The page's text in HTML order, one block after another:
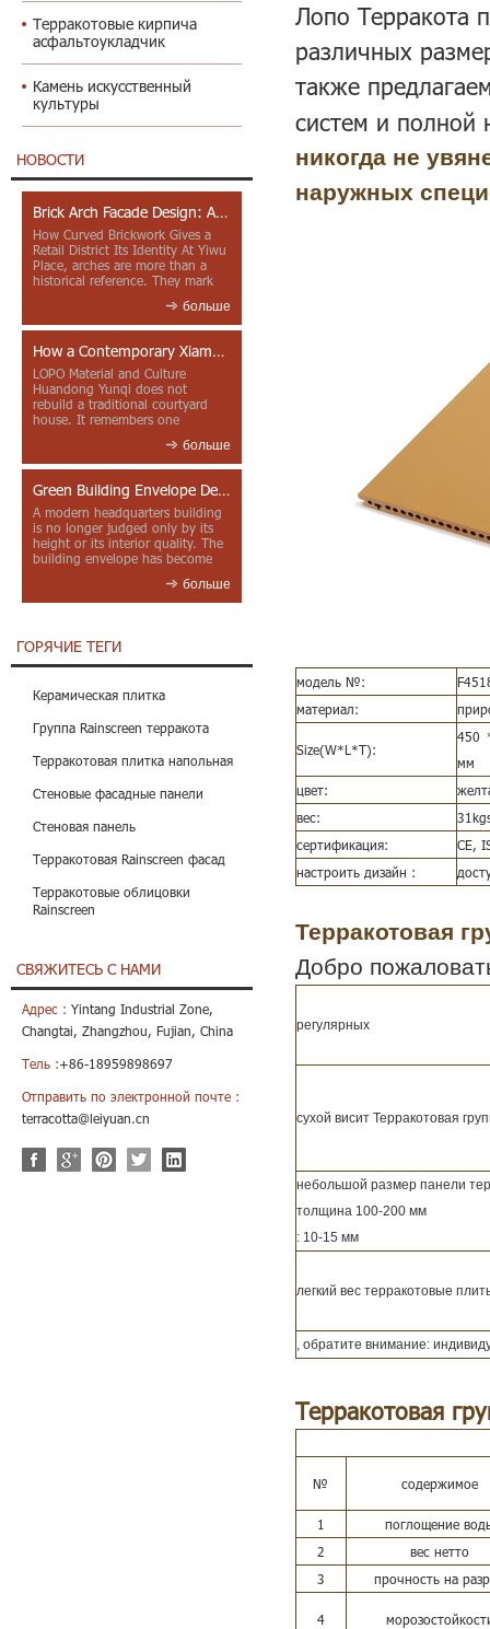
Терракотовые кирпича
асфальтоукладчик
Камень искусственный
культуры
НОВОСТИ
Brick Arch Facade Design: A Closer Look at Yiwu Place
How Curved Brickwork Gives a
Retail District Its Identity At Yiwu
Place, arches are more than a
historical reference. They mark
больше
How a Contemporary Xiamen Project Reframes Minnan Red Brick
LOPO Material and Culture
Huandong Yunqi does not
rebuild a traditional courtyard
house. It remembers one
больше
Green Building Envelope Design: Clay Sunscreen Fins for Modern Headquarters Architecture
A modern headquarters building
is no longer judged only by its
height or its interior quality. The
building envelope has become
больше
ГОРЯЧИЕ ТЕГИ
Керамическая плитка
Группа Rainscreen терракота
Терракотовая плитка напольная
Стеновые фасадные панели
Стеновая панель
Терракотовая Rainscreen фасад
Терракотовые облицовки
Rainscreen
СВЯЖИТЕСЬ С НАМИ
Адрес : Yintang Industrial Zone,
Changtai, Zhangzhou, Fujian, China
Тель :+86-18959898697
Отправить по электронной почте :
terracotta@leiyuan.cn
Лопо Терракота
различных
также
систем и полной
никогда не
наружных
модель №:
материал:
Size(W*L*T):
450
мм
цвет:
вес:
сертификация:
CE,
настроить дизайн :
Терракотовая
Добро
регулярных
сухой висит Терракотовая
небольшой размер панели
толщина 100-200 мм
: 10-15 мм
легкий вес терракотовые
, обратите внимание:
Терракотовая
№ содержимое
1
поглощение
2
вес нетто
3
прочность на
4